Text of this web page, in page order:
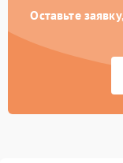
Оставьте